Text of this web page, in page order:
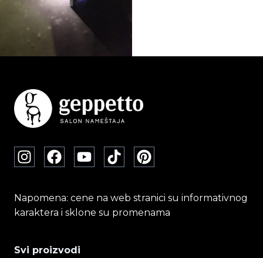
Napomena: cene na web stranici su informativnog
karaktera i sklone su promenama
Svi proizvodi